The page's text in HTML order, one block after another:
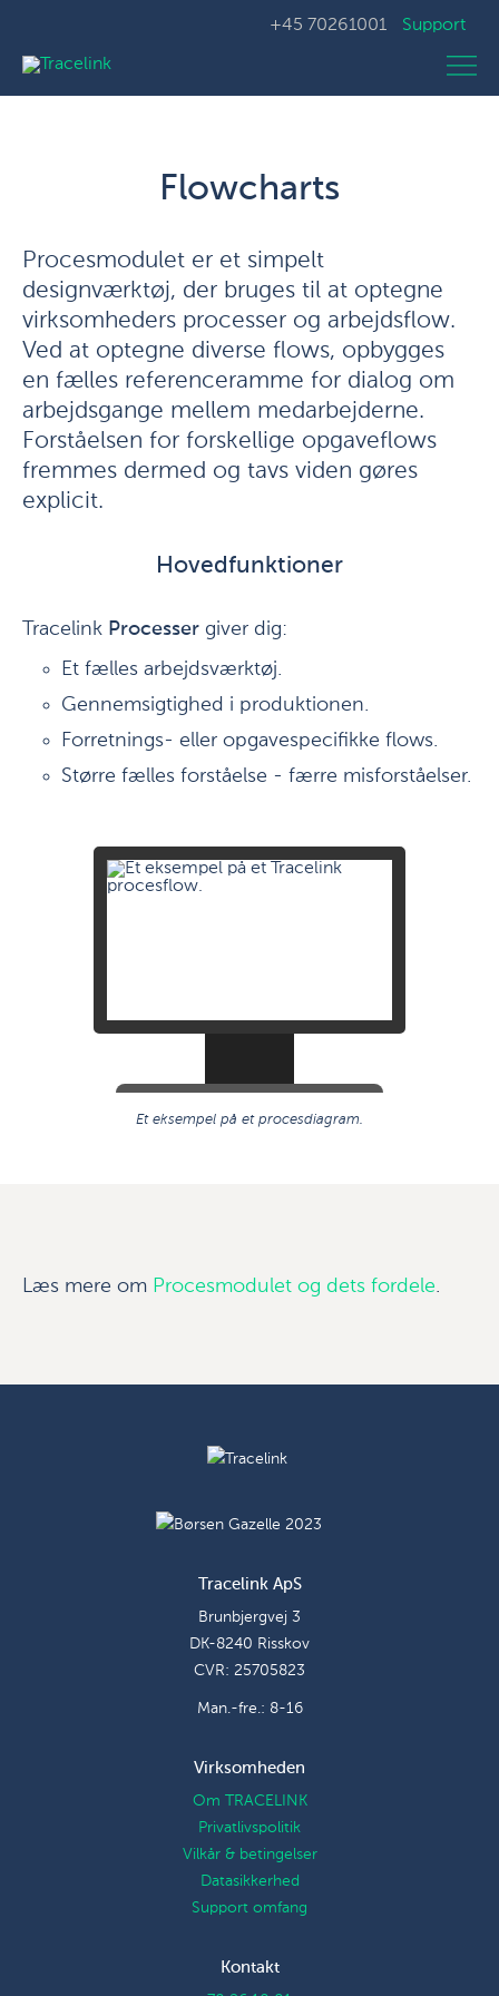
+45 70261001 Support
Flowcharts
Procesmodulet er et simpelt
designværktøj, der bruges til at optegne
virksomheders processer og arbejdsflow.
Ved at optegne diverse flows, opbygges
en fælles referenceramme for dialog om
arbejdsgange mellem medarbejderne.
Forståelsen for forskellige opgaveflows
fremmes dermed og tavs viden gøres
explicit.
Hovedfunktioner
Tracelink Processer giver dig:
Et fælles arbejdsværktøj.
Gennemsigtighed i produktionen.
Forretnings- eller opgavespecifikke flows.
Større fælles forståelse - færre misforståelser.
Et eksempel på et procesdiagram.
Læs mere om Procesmodulet og dets fordele.
Tracelink ApS
Brunbjergvej 3
DK-8240 Risskov
CVR: 25705823
Man.-fre.: 8-16
Virksomheden
Om TRACELINK
Privatlivspolitik
Vilkår & betingelser
Datasikkerhed
Support omfang
Kontakt